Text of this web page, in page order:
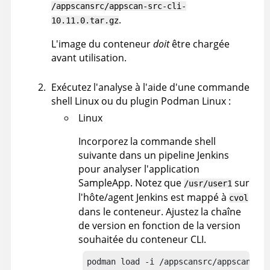
/appscansrc/appscan-src-cli-
10.11.0.tar.gz.
L'image du conteneurdoitêtre chargée
avant utilisation.
Exécutez l'analyse à l'aide d'une commande
shell Linux ou du plugin Podman Linux :
Linux
Incorporez la commande shell
suivante dans un pipeline Jenkins
pour analyser l'application
SampleApp. Notez que /usr/user1 sur
l'hôte/agent Jenkins est mappé à cvol
dans le conteneur. Ajustez la chaîne
de version en fonction de la version
souhaitée du conteneur CLI.
podman load -i /appscansrc/appscan-